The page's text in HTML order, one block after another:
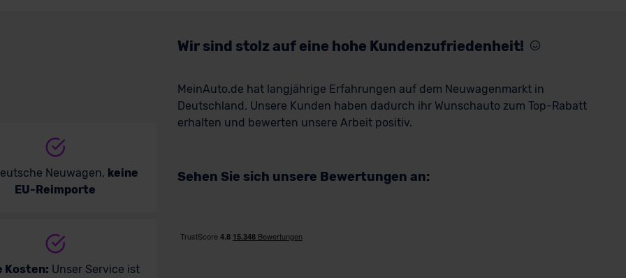
Neuwagen, keine
EU-Reimporte
Kosten: Unser Service ist
Wir sind stolz auf eine hohe Kundenzufriedenheit!
MeinAuto.de hat langjährige Erfahrungen auf dem Neuwagenmarkt in
Deutschland. Unsere Kunden haben dadurch ihr Wunschauto zum Top-Rabatt
erhalten und bewerten unsere Arbeit positiv.
Sehen Sie sich unsere Bewertungen an: